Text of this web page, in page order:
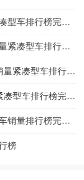
2025年9月全国轿车销量紧凑型车排行榜完整版(零售量
2025年7月全国合资轿车销量紧凑型车排行榜完整版(出口量
2024年10月全国国产轿车销量紧凑型车排行榜完整版(出口量
2024年12月全国轿车销量紧凑型车排行榜完整版(零售量
2022年2月合资品牌紧凑型车销量排行榜完整版名单
榜